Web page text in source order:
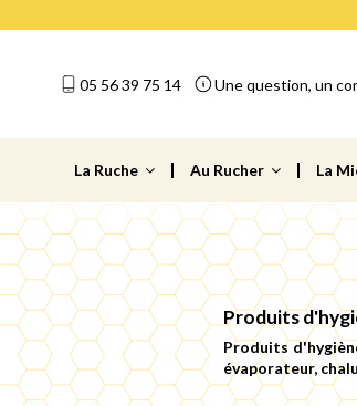
05 56 39 75 14 Une question, un
La Ruche Au Rucher La
Produits
Produits
évaporateur,